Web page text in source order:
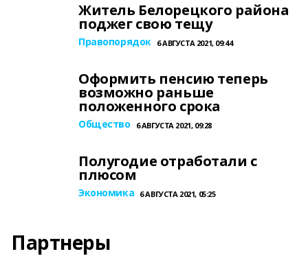
Житель Белорецкого района
поджег свою тещу
Правопорядок 6 АВГУСТА 2021, 09:44
Оформить пенсию теперь
возможно раньше
положенного срока
Общество 6 АВГУСТА 2021, 09:28
Полугодие отработали с
плюсом
Экономика 6 АВГУСТА 2021, 05:25
Партнеры